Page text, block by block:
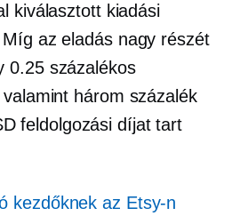
kiválasztott kiadási
az eladás nagy részét
0.25 százalékos
három százalék
feldolgozási díjat tart
kezdőknek az Etsy-n